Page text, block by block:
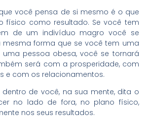
você pensa de si mesmo é o que
físico como resultado. Se você tem
de um indivíduo magro você se
mesma forma que se você tem uma
pessoa obesa, você se tornará
será com a prosperidade, com
e com os relacionamentos.
de você, na sua mente, dita o
no lado de fora, no plano físico,
nos seus resultados.